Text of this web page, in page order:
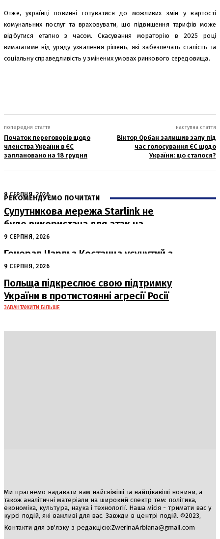
Отже, українці повинні готуватися до можливих змін у вартості
комунальних послуг та враховувати, що підвищення тарифів може
відбутися етапно з часом. Скасування мораторію в 2025 році
вимагатиме від уряду ухвалення рішень, які забезпечать сталість та
соціальну справедливість у змінених умовах ринкового середовища.
попередня стаття
Початок переговорів щодо
членства України в ЄС
заплановано на 18 грудня
наступна стаття
Віктор Орбан залишив залу під
час голосування ЄС щодо
України: що сталося?
РЕКОМЕНДУЄМО ПОЧИТАТИ
9 СЕРПНЯ, 2026
Супутникова мережа Starlink не
буде використана для атак на
російські пускові установки
9 СЕРПНЯ, 2026
Генерал Чарльз Костанца усунутий з
посади: Пентагон вживає заходів
9 СЕРПНЯ, 2026
Польща підкреслює свою підтримку
України в протистоянні агресії Росії
ЗАВАНТАЖИТИ БІЛЬШЕ
Ми прагнемо надавати вам найсвіжіші та найцікавіші новини, а
також аналітичні матеріали на широкий спектр тем: політика,
економіка, культура, наука і технології. Наша місія - тримати вас у
курсі подій, які важливі для вас. Завжди в центрі подій. ©2023,
Контакти для зв'язку з редакцією:ZwerinaArbiana@gmail.com